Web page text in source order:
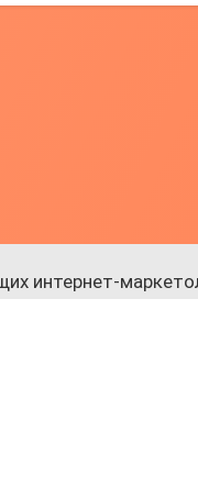
интернет-